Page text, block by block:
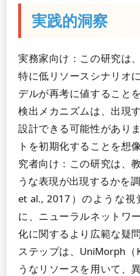
実践的洞察
実務家向け：この研究は
特に低リソースシナリオ
デルが再考に値すること
検出メカニズムは、出現
設計できる可能性があり
トを初期化することを想
究者向け：この研究は、
うな表現が出現するかを
et al., 2017）のような
に、ニューラルネットワ
化に関するより広範な疑
ステップは、UniMorph（
うなリソースを用いて、